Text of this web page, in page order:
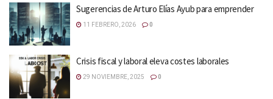
Sugerencias de Arturo Elías Ayub para emprender
11 FEBRERO, 2026 0
Crisis fiscal y laboral eleva costes laborales
29 NOVIEMBRE, 2025 0